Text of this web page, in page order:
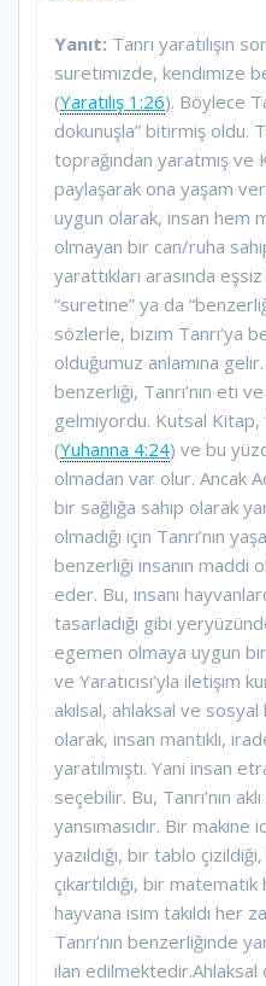
Yanıt: Tanrı yaratılışın
suretimizde, kendimize
(Yaratılış 1:26). Böylece
dokunuşla” bitirmiş oldu.
toprağından yaratmış ve
paylaşarak ona yaşam
uygun olarak, insan hem
olmayan bir can/ruha
yarattıkları arasında
“suretine” ya da
sözlerle, bizim Tanrı’ya
olduğumuz anlamına gelir.
benzerliği, Tanrı’nın eti
gelmiyordu. Kutsal Kitap,
(Yuhanna 4:24) ve bu
olmadan var olur. Ancak
bir sağlığa sahip olarak
olmadığı için Tanrı’nın
benzerliği insanın maddi
eder. Bu, insanı
tasarladığı gibi
egemen olmaya uygun
ve Yaratıcısı’yla iletişim
akılsal, ahlaksal ve
olarak, insan mantıklı,
yaratılmıştı. Yani insan
seçebilir. Bu, Tanrı’nın
yansımasıdır. Bir
yazıldığı, bir tablo
çıkartıldığı, bir matematik
hayvana isim takıldı her
Tanrı’nın benzerliğinde
ilan edilmektedir.Ahlaksal